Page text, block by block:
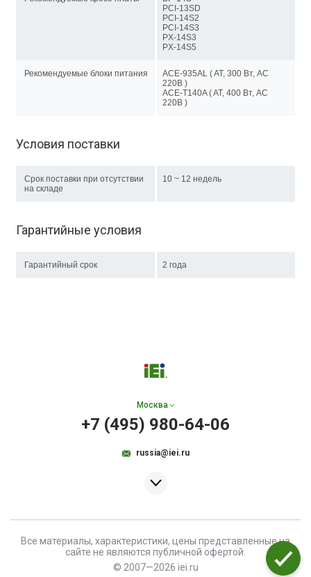
PCI-13SD
PCI-14S2
PCI-14S3
PX-14S3
PX-14S5
Рекомендуемые блоки питания
ACE-935AL ( AT, 300 Вт, AC
220В )
ACE-T140A ( AT, 400 Вт, AC
220В )
Условия поставки
Срок поставки при отсутствии
на складе
10 ~ 12 недель
Гарантийные условия
Гарантийный срок 2 года
Москва
+7 (495) 980-64-06
russia@iei.ru
Все материалы, характеристики, цены представленные на
сайте не являются публичной офертой.
© 2007—2026 iei.ru